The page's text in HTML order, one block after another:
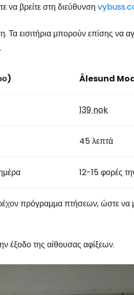
να βρείτε στη διεύθυνση
Τα εισιτήρια μπορούν επίσης να
.
Ålesund
139 nok
45 λεπτά
12-15 φορές
πρόγραμμα πτήσεων, ώστε να
έξοδο της αίθουσας αφίξεων.
Συνεχίστε με email